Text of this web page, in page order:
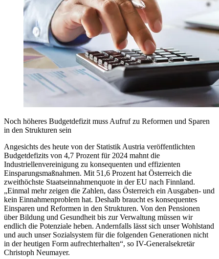
Noch höheres Budgetdefizit muss Aufruf zu Reformen und Sparen
in den Strukturen sein
Angesichts des heute von der Statistik Austria veröffentlichten
Budgetdefizits von 4,7 Prozent für 2024 mahnt die
Industriellenvereinigung zu konsequenten und effizienten
Einsparungsmaßnahmen. Mit 51,6 Prozent hat Österreich die
zweithöchste Staatseinnahmenquote in der EU nach Finnland.
„Einmal mehr zeigen die Zahlen, dass Österreich ein Ausgaben- und
kein Einnahmenproblem hat. Deshalb braucht es konsequentes
Einsparen und Reformen in den Strukturen. Von den Pensionen
über Bildung und Gesundheit bis zur Verwaltung müssen wir
endlich die Potenziale heben. Andernfalls lässt sich unser Wohlstand
und auch unser Sozialsystem für die folgenden Generationen nicht
in der heutigen Form aufrechterhalten“, so IV-Generalsekretär
Christoph Neumayer.